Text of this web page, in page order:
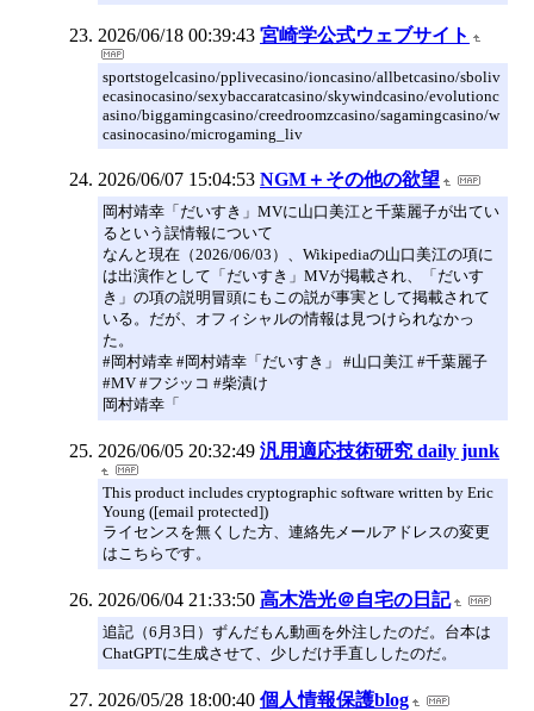
2026/06/18 00:39:43 宮崎学公式ウェブサイト
sportstogelcasino/pplivecasino/ioncasino/allbetcasino/sboliv
ecasinocasino/sexybaccaratcasino/skywindcasino/evolutionc
asino/biggamingcasino/creedroomzcasino/sagamingcasino/w
casinocasino/microgaming_liv
2026/06/07 15:04:53 NGM＋その他の欲望
岡村靖幸「だいすき」MVに山口美江と千葉麗子が出てい
るという誤情報について
なんと現在（2026/06/03）、Wikipediaの山口美江の項に
は出演作として「だいすき」MVが掲載され、「だいす
き」の項の説明冒頭にもこの説が事実として掲載されて
いる。だが、オフィシャルの情報は見つけられなかっ
た。
#岡村靖幸 #岡村靖幸「だいすき」 #山口美江 #千葉麗子
#MV #フジッコ #柴漬け
岡村靖幸「
2026/06/05 20:32:49 汎用適応技術研究 daily junk
This product includes cryptographic software written by Eric
Young ([email protected])
ライセンスを無くした方、連絡先メールアドレスの変更
はこちらです。
2026/06/04 21:33:50 高木浩光＠自宅の日記
追記（6月3日）ずんだもん動画を外注したのだ。台本は
ChatGPTに生成させて、少しだけ手直ししたのだ。
2026/05/28 18:00:40 個人情報保護blog